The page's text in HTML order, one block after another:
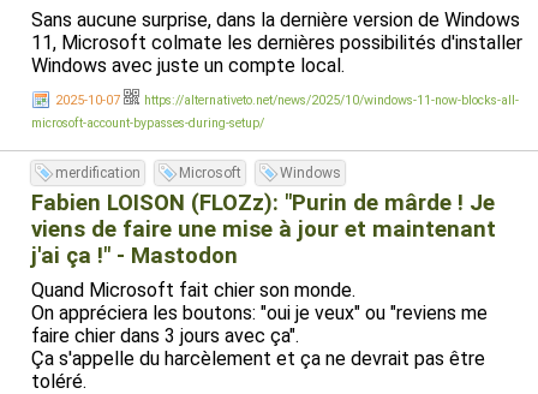
Sans aucune surprise, dans la dernière version de Windows
11, Microsoft colmate les dernières possibilités d'installer
Windows avec juste un compte local.
2025-10-07
https://alternativeto.net/news/2025/10/windows-11-now-blocks-all-
microsoft-account-bypasses-during-setup/
merdification Microsoft Windows
Fabien LOISON (FLOZz): "Purin de mârde ! Je
viens de faire une mise à jour et maintenant
j'ai ça !" - Mastodon
Quand Microsoft fait chier son monde.
On appréciera les boutons: "oui je veux" ou "reviens me
faire chier dans 3 jours avec ça".
Ça s'appelle du harcèlement et ça ne devrait pas être
toléré.